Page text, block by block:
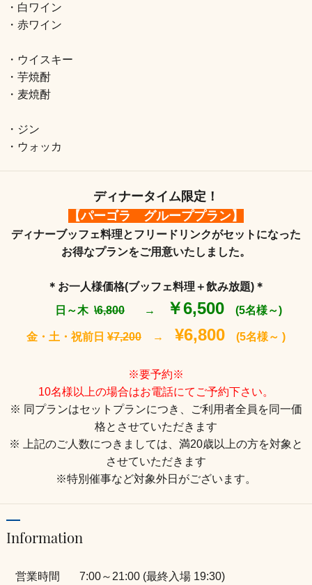
・白ワイン
・赤ワイン
・ウイスキー
・芋焼酎
・麦焼酎
・ジン
・ウォッカ
ディナータイム限定！
【パーゴラ グループプラン】
ディナーブッフェ料理とフリードリンクがセットになった
お得なプランをご用意いたしました。
＊お一人様価格(ブッフェ料理＋飲み放題)＊
日～木 \6,800→ ￥6,500(5名様～)
金・土・祝前日 ¥7,200→ ¥6,800(5名様～ )
※要予約※
10名様以上の場合はお電話にてご予約下さい。
※ 同プランはセットプランにつき、ご利用者全員を同一価
格とさせていただきます
※ 上記のご人数につきましては、満20歳以上の方を対象と
させていただきます
※特別催事など対象外日がございます。
Information
営業時間 7:00～21:00 (最終入場 19:30)